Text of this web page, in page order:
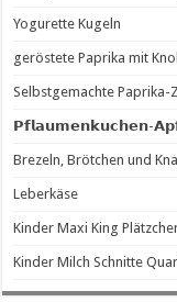
Yogurette Kugeln
geröstete Paprika mit
Selbstgemachte Paprika-
𝗣𝗳𝗹𝗮𝘂𝗺𝗲𝗻𝗸𝘂𝗰𝗵𝗲𝗻-
Brezeln, Brötchen und
Leberkäse
Kinder Maxi King
Kinder Milch Schnitte